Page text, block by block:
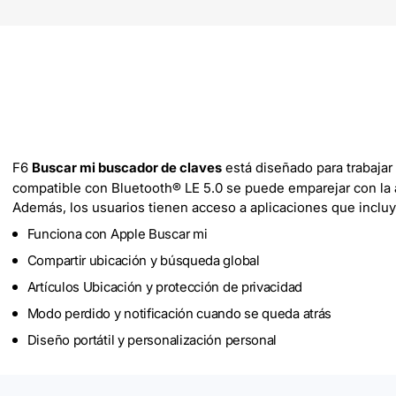
F6 Buscar mi buscador de claves está diseñado para
compatible con Bluetooth® LE 5.0 se puede emparejar con
Además, los usuarios tienen acceso a aplicaciones que
Funciona con Apple Buscar mi
Compartir ubicación y búsqueda global
Artículos Ubicación y protección de privacidad
Modo perdido y notificación cuando se queda atrás
Diseño portátil y personalización personal